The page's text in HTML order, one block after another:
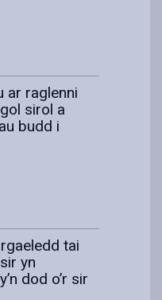
ar raglenni
sirol a
budd i
tai
yn
dod o’r sir